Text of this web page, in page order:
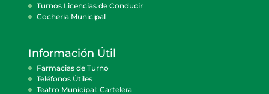
Turnos Licencias de Conducir
Cocheria Municipal
Información Útil
Farmacias de Turno
Teléfonos Útiles
Teatro Municipal: Cartelera